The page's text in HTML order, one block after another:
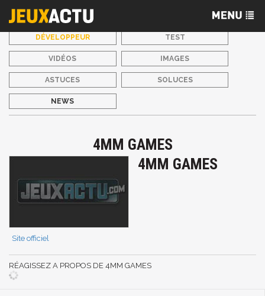
DÉVELOPPEUR TEST
VIDÉOS IMAGES
ASTUCES SOLUCES
NEWS
4MM GAMES
4MM GAMES
Site officiel
RÉAGISSEZ A PROPOS DE 4MM GAMES